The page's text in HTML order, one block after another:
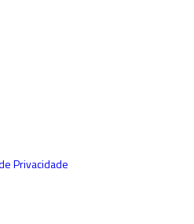
Privacidade